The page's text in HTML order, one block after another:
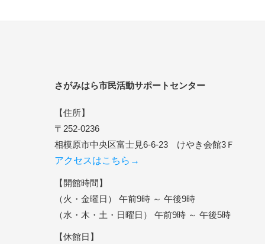
さがみはら市民活動サポートセンター
【住所】
〒252-0236
相模原市中央区富士見6-6-23 けやき会館3Ｆ